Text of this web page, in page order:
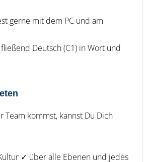
gerne mit dem PC und am
Deutsch (C1) in Wort und
Team kommst, kannst Du Dich
✓ über alle Ebenen und jedes